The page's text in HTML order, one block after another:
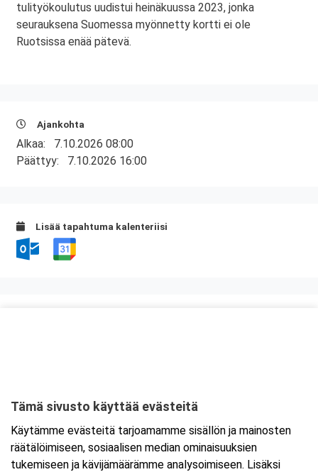
tulityökoulutus uudistui heinäkuussa 2023, jonka
seurauksena Suomessa myönnetty kortti ei ole
Ruotsissa enää pätevä.
Ajankohta
Alkaa: 7.10.2026 08:00
Päättyy: 7.10.2026 16:00
Lisää tapahtuma kalenteriisi
Tarkempi kartta ja ajo-ohjeet
Tämä sivusto käyttää evästeitä
Käytämme evästeitä tarjoamamme sisällön ja mainosten
räätälöimiseen, sosiaalisen median ominaisuuksien
tukemiseen ja kävijämäärämme analysoimiseen. Lisäksi